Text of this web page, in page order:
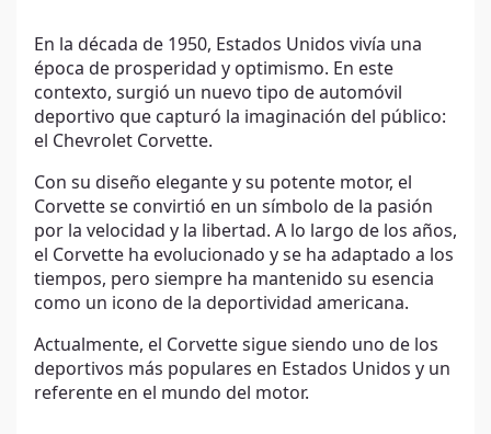
En la década de 1950, Estados Unidos vivía una
época de prosperidad y optimismo. En este
contexto, surgió un nuevo tipo de automóvil
deportivo que capturó la imaginación del público:
el Chevrolet Corvette.
Con su diseño elegante y su potente motor, el
Corvette se convirtió en un símbolo de la pasión
por la velocidad y la libertad. A lo largo de los años,
el Corvette ha evolucionado y se ha adaptado a los
tiempos, pero siempre ha mantenido su esencia
como un icono de la deportividad americana.
Actualmente, el Corvette sigue siendo uno de los
deportivos más populares en Estados Unidos y un
referente en el mundo del motor.